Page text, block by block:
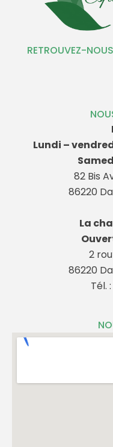
RETROUVEZ-
Lundi –
82 Bis
86220
La
2
86220
Tél. :